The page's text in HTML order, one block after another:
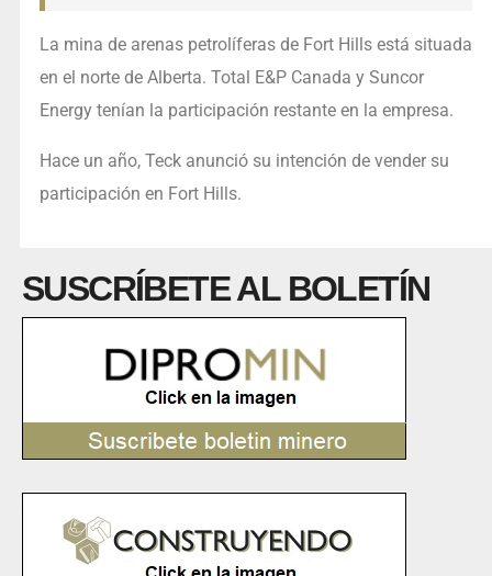
La mina de arenas petrolíferas de Fort Hills está situada
en el norte de Alberta. Total E&P Canada y Suncor
Energy tenían la participación restante en la empresa.
Hace un año, Teck anunció su intención de vender su
participación en Fort Hills.
SUSCRÍBETE AL BOLETÍN